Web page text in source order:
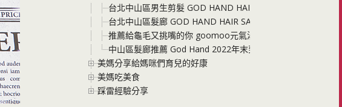
台北中山區男生剪髮 GOD HAND HAIR SALON 2023秋冬男
台北中山區髮廊 GOD HAND HAIR SALON 2023秋冬髮色趨
推薦給龜毛又挑嘴的你 goomoo元氣湯種貝果 早餐、下午茶
中山區髮廊推薦 God Hand 2022年末到2023初春流行髮色
美媽分享給媽咪們育兒的好康
美媽吃美食
踩雷經驗分享